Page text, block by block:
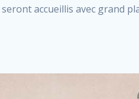
accueillis avec grand